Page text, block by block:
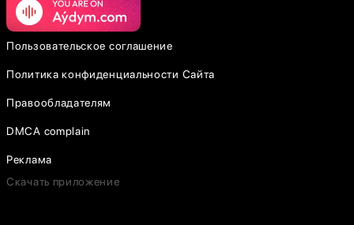
Пользовательское соглашение
Политика конфиденциальности Сайта
Правообладателям
DMCA complain
Реклама
Скачать приложение